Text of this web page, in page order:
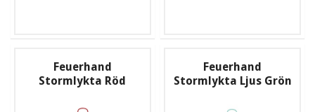
Feuerhand
Stormlykta Röd
Feuerhand
Stormlykta Ljus Grön